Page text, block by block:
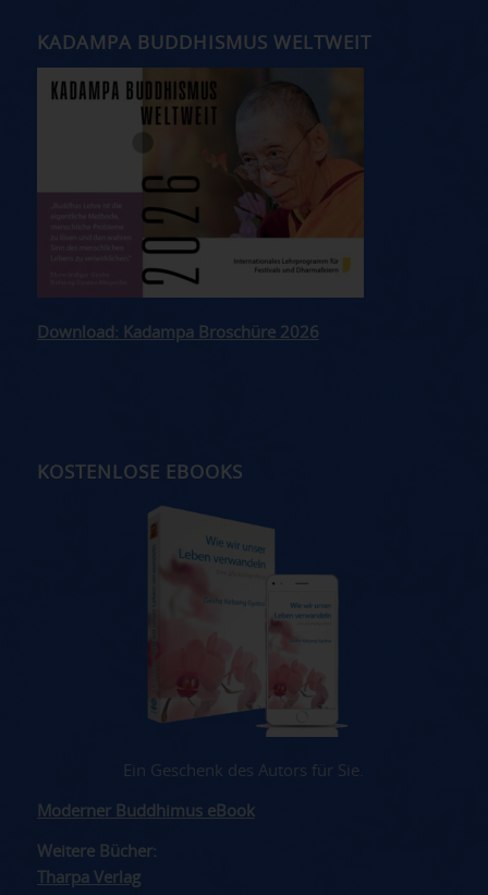
KADAMPA BUDDHISMUS WELTWEIT
Download: Kadampa Broschüre 2026
KOSTENLOSE EBOOKS
Ein Geschenk des Autors für Sie.
Moderner Buddhimus eBook
Weitere Bücher:
Tharpa Verlag